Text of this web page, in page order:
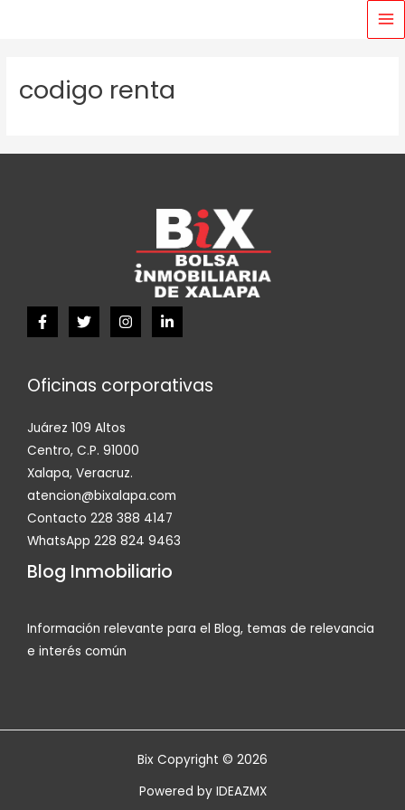
codigo renta
Oficinas corporativas
Juárez 109 Altos
Centro, C.P. 91000
Xalapa, Veracruz.
atencion@bixalapa.com
Contacto 228 388 4147
WhatsApp 228 824 9463
Blog Inmobiliario
Información relevante para el Blog, temas de relevancia
e interés común
Bix Copyright © 2026
Powered by IDEAZMX